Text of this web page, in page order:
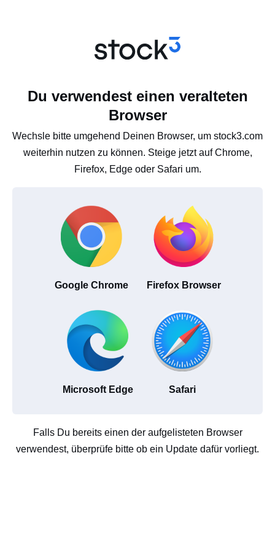
Du verwendest einen veralteten
Browser
Wechsle bitte umgehend Deinen Browser, um stock3.com
weiterhin nutzen zu können. Steige jetzt auf Chrome,
Firefox, Edge oder Safari um.
Google Chrome Firefox Browser
Microsoft Edge Safari
Falls Du bereits einen der aufgelisteten Browser
verwendest, überprüfe bitte ob ein Update dafür vorliegt.